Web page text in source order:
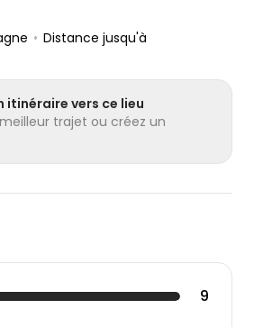
• Distance jusqu'à
itinéraire vers ce lieu
trajet ou créez un
9